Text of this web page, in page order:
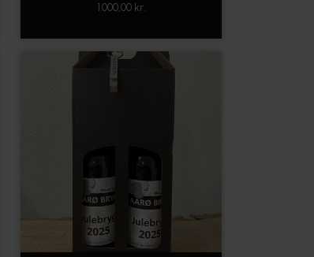
1.000,00 kr.